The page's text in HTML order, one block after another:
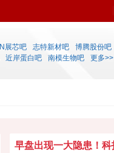
N展芯吧 志特新材吧 博腾股份吧
近岸蛋白吧 南模生物吧 更多>>